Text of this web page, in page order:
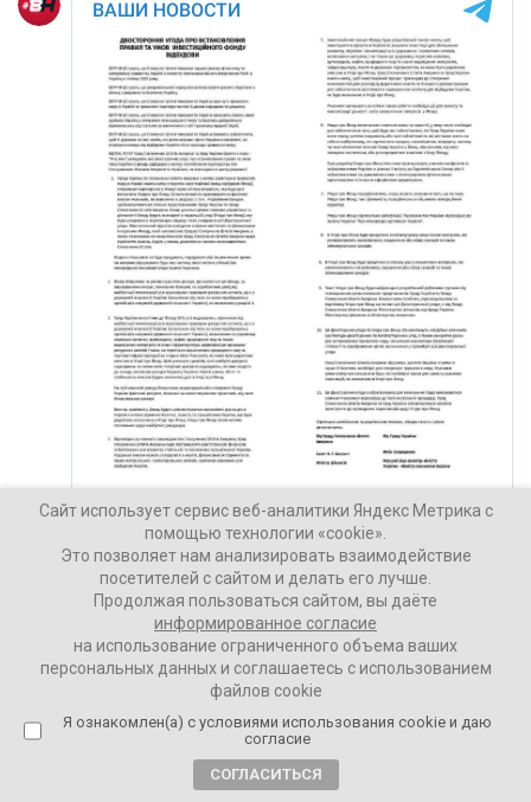
Сайт использует сервис веб-аналитики Яндекс Метрика с
помощью технологии «cookie».
Это позволяет нам анализировать взаимодействие
посетителей с сайтом и делать его лучше.
Продолжая пользоваться сайтом, вы даёте
информированное согласие
на использование ограниченного объема ваших
персональных данных и соглашаетесь с использованием
файлов cookie
Я ознакомлен(а) с условиями использования cookie и даю
согласие
СОГЛАСИТЬСЯ